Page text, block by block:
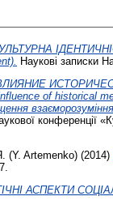
Наукові записки
of historical
конференції
(Y. Artemenko) (2014)
АСПЕКТИ